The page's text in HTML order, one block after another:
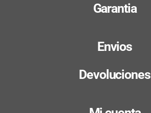
Garantia
Envios
Devoluciones